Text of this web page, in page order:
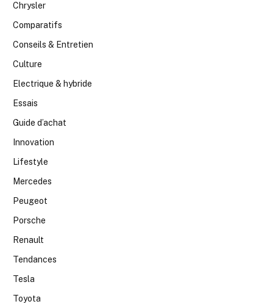
Chrysler
Comparatifs
Conseils & Entretien
Culture
Electrique & hybride
Essais
Guide d’achat
Innovation
Lifestyle
Mercedes
Peugeot
Porsche
Renault
Tendances
Tesla
Toyota